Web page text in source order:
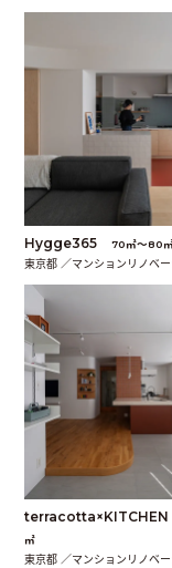
Hygge365 70㎡〜80
東京都 ／マンションリノベ
terracotta×KITCHEN
㎡
東京都 ／マンションリノベ